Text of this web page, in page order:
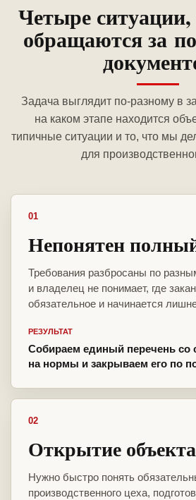
Четыре
обращаются за
Задача выглядит по-разному в
на каком этапе находится
типичные ситуации и то, что мы
для
01
Непонятен
Требования разбросаны по
и владелец не понимает, где
обязательное и начинается
РЕЗУЛЬТАТ
Собираем единый перечень со
на нормы и закрываем его по
02
Открытие объекта
Нужно быстро понять
производственного цеха,